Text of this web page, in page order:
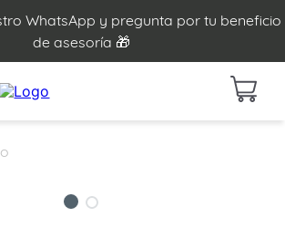
WhatsApp y pregunta por tu beneficio
de asesoría 🎁